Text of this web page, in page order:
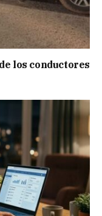
los conductores